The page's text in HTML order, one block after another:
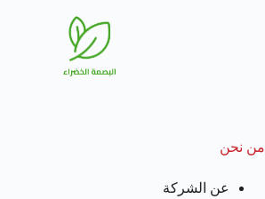
من نحن
عن الشركة